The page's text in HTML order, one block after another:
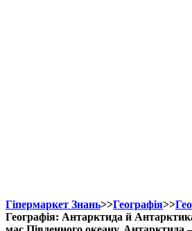
Гіпермаркет Знань>>Географія>>
Географія: Антарктида й